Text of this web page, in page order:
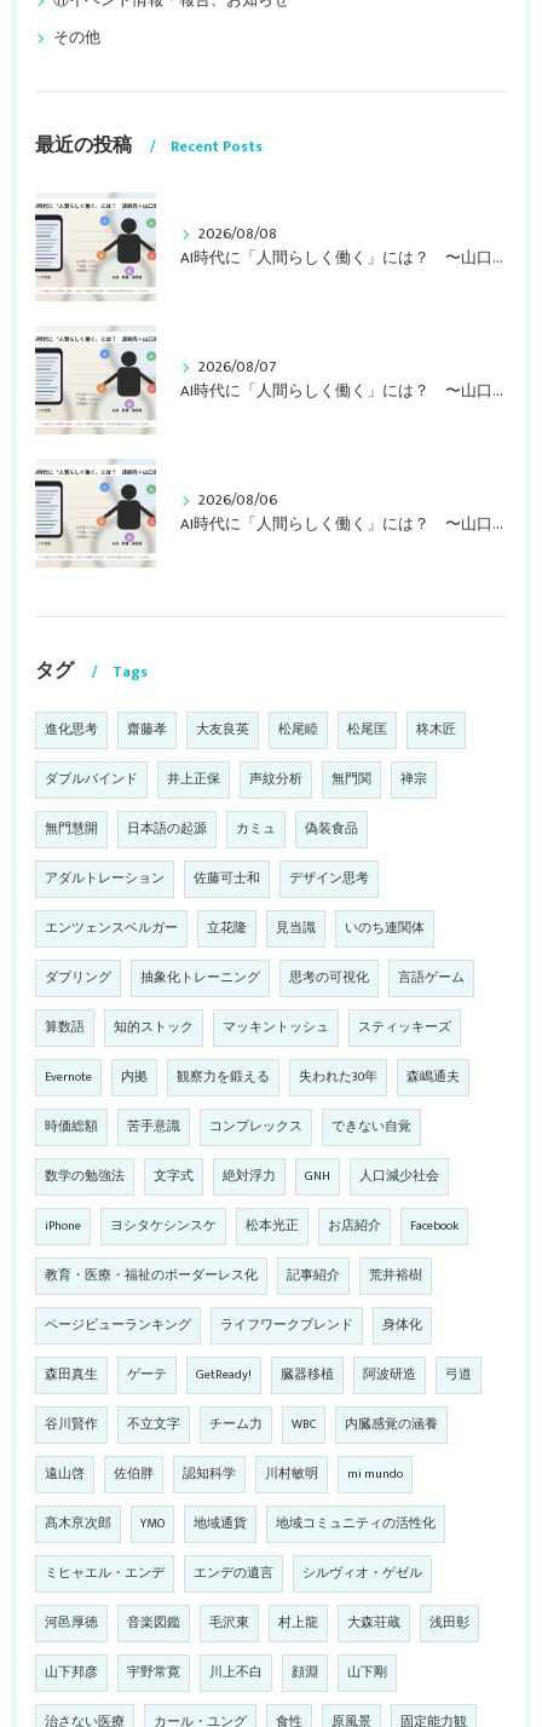
その他
最近の投稿 Recent Posts
2026/08/08
AI時代に「人間らしく働く」には？ 〜山口周さんの対談動画・文字起こし（その２）〜
2026/08/07
AI時代に「人間らしく働く」には？ 〜山口周さんの対談動画・文字起こし（その１）〜
2026/08/06
AI時代に「人間らしく働く」には？ 〜山口周さんのインタビュー記事、動画より〜
タグ Tags
進化思考 齋藤孝 大友良英 松尾睦 松尾匡 柊木匠
ダブルバインド 井上正保 声紋分析 無門関 禅宗
無門慧開 日本語の起源 カミュ 偽装食品
アダルトレーション 佐藤可士和 デザイン思考
エンツェンスベルガー 立花隆 見当識 いのち連関体
ダブリング 抽象化トレーニング 思考の可視化 言語ゲーム
算数語 知的ストック マッキントッシュ スティッキーズ
Evernote 内拠 観察力を鍛える 失われた30年 森嶋通夫
時価総額 苦手意識 コンプレックス できない自覚
数学の勉強法 文字式 絶対浮力 GNH 人口減少社会
iPhone ヨシタケシンスケ 松本光正 お店紹介 Facebook
教育・医療・福祉のボーダーレス化 記事紹介 荒井裕樹
ページビューランキング ライフワークブレンド 身体化
森田真生 ゲーテ GetReady! 臓器移植 阿波研造 弓道
谷川賢作 不立文字 チーム力 WBC 内臓感覚の涵養
遠山啓 佐伯胖 認知科学 川村敏明 mi mundo
髙木亰次郎 YMO 地域通貨 地域コミュニティの活性化
ミヒャエル・エンデ エンデの遺言 シルヴィオ・ゲゼル
河邑厚徳 音楽図鑑 毛沢東 村上龍 大森荘蔵 浅田彰
山下邦彦 宇野常寛 川上不白 顔淵 山下剛
治さない医療 カール・ユング 食性 原風景 固定能力観